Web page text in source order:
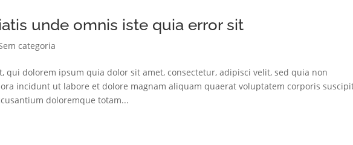
unde omnis iste quia error sit
categoria
qui dolorem ipsum quia dolor sit amet, consectetur, adipisci velit, sed quia non
incidunt ut labore et dolore magnam aliquam quaerat voluptatem corporis
doloremque totam...